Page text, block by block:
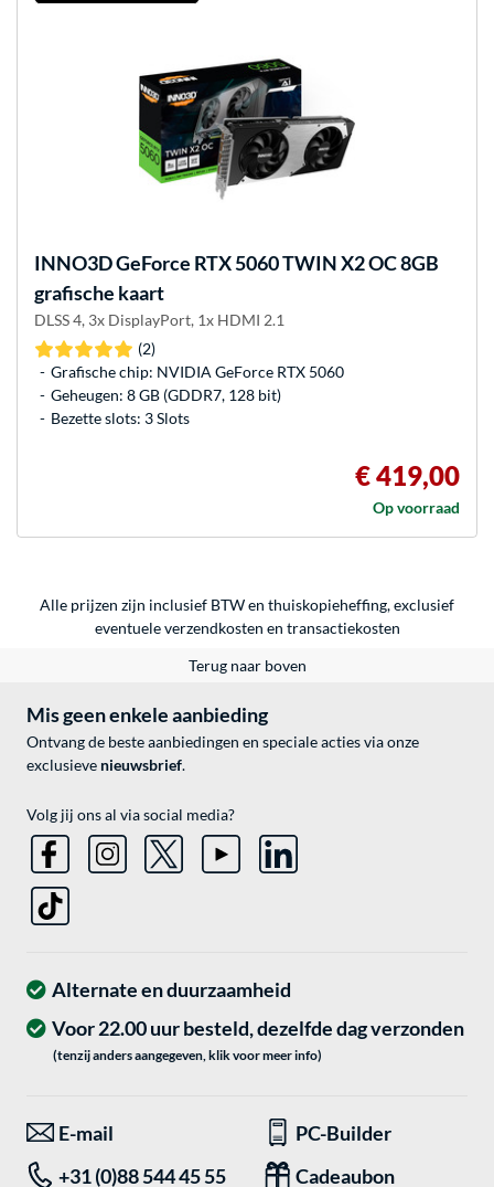
INNO3DGeForce RTX 5060 TWIN X2 OC 8GB
grafische kaart
DLSS 4, 3x DisplayPort, 1x HDMI 2.1
(2)
Grafische chip: NVIDIA GeForce RTX 5060
Geheugen: 8 GB (GDDR7, 128 bit)
Bezette slots: 3 Slots
€ 419,00
Op voorraad
Alle prijzen zijn inclusief BTW en thuiskopieheffing, exclusief
eventueleverzendkosten en transactiekosten
Terug naar boven
Mis geen enkele aanbieding
Ontvang de beste aanbiedingen en speciale acties via onze
exclusieve nieuwsbrief.
Volg jij ons al via social media?
Alternate en duurzaamheid
Voor 22.00 uur besteld, dezelfde dag verzonden
(tenzij anders aangegeven, klik voor meer info)
E-mail
PC-Builder
+31 (0)88 544 45 55
Cadeaubon